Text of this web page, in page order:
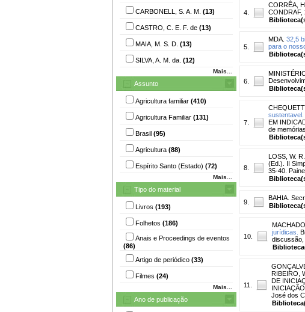
CARBONELL, S. A. M. (13)
CASTRO, C. E. F. de (13)
MAIA, M. S. D. (13)
SILVA, A. M. da. (12)
Mais...
Assunto
Agricultura familiar (410)
Agricultura Familiar (131)
Brasil (95)
Agricultura (88)
Espírito Santo (Estado) (72)
Mais...
Tipo do material
Livros (193)
Folhetos (186)
Anais e Proceedings de eventos
(86)
Artigo de periódico (33)
Filmes (24)
Mais...
Ano de publicação
4.
CORRÊA,
CONDRAF,
5.
MDA. 32,5
para o
6.
7.
sustentavel.
EM
de
8.
LOSS, W. R.
(Ed.). II
35-40.
9.
BAHIA.
10.
jurídicas.
discussão,
11.
RIBEIRO,
DE
José dos